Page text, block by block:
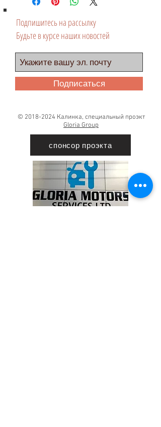
Подпишитесь на рассылку
Будьте в курсе наших новостей
Подписаться
© 2018-2024 Калинка, специальный проэкт
Gloria Group
спонсор проэкта